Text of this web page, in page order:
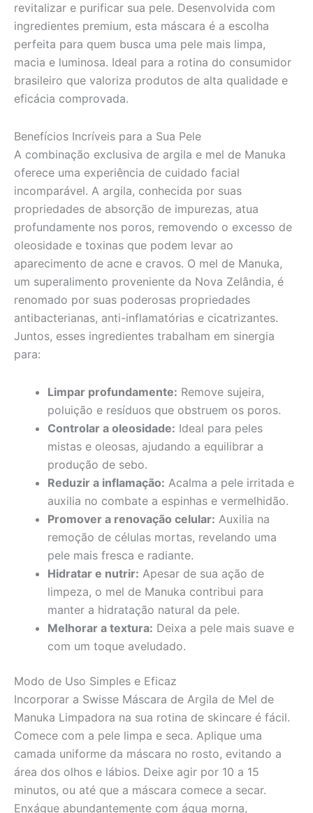
revitalizar e purificar sua pele. Desenvolvida com
ingredientes premium, esta máscara é a escolha
perfeita para quem busca uma pele mais limpa,
macia e luminosa. Ideal para a rotina do consumidor
brasileiro que valoriza produtos de alta qualidade e
eficácia comprovada.
Benefícios Incríveis para a Sua Pele
A combinação exclusiva de argila e mel de Manuka
oferece uma experiência de cuidado facial
incomparável. A argila, conhecida por suas
propriedades de absorção de impurezas, atua
profundamente nos poros, removendo o excesso de
oleosidade e toxinas que podem levar ao
aparecimento de acne e cravos. O mel de Manuka,
um superalimento proveniente da Nova Zelândia, é
renomado por suas poderosas propriedades
antibacterianas, anti-inflamatórias e cicatrizantes.
Juntos, esses ingredientes trabalham em sinergia
para:
Limpar profundamente: Remove sujeira,
poluição e resíduos que obstruem os poros.
Controlar a oleosidade: Ideal para peles
mistas e oleosas, ajudando a equilibrar a
produção de sebo.
Reduzir a inflamação: Acalma a pele irritada e
auxilia no combate a espinhas e vermelhidão.
Promover a renovação celular: Auxilia na
remoção de células mortas, revelando uma
pele mais fresca e radiante.
Hidratar e nutrir: Apesar de sua ação de
limpeza, o mel de Manuka contribui para
manter a hidratação natural da pele.
Melhorar a textura: Deixa a pele mais suave e
com um toque aveludado.
Modo de Uso Simples e Eficaz
Incorporar a Swisse Máscara de Argila de Mel de
Manuka Limpadora na sua rotina de skincare é fácil.
Comece com a pele limpa e seca. Aplique uma
camada uniforme da máscara no rosto, evitando a
área dos olhos e lábios. Deixe agir por 10 a 15
minutos, ou até que a máscara comece a secar.
Enxágue abundantemente com água morna,